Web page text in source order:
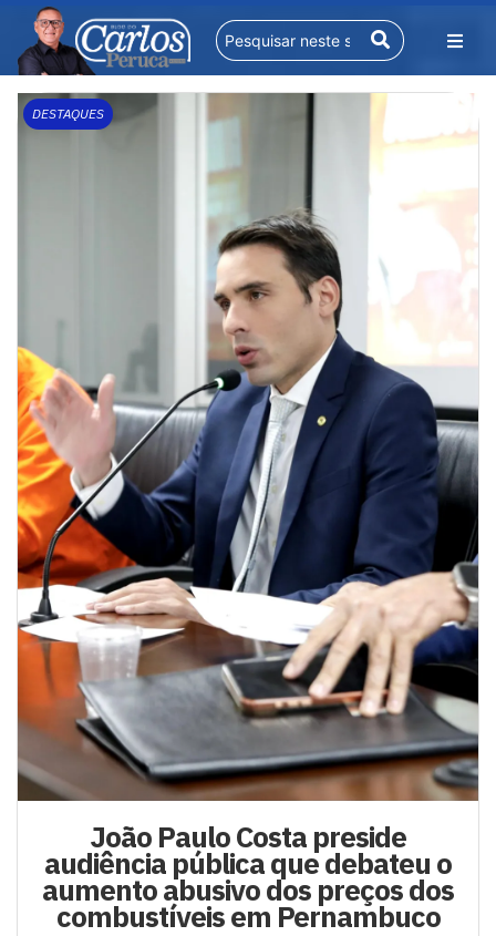
DESTAQUES
João Paulo Costa preside
audiência pública que debateu o
aumento abusivo dos preços dos
combustíveis em Pernambuco